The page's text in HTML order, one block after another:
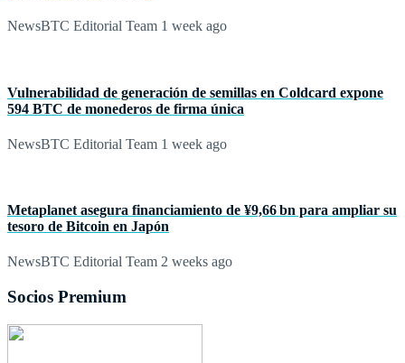
NewsBTC Editorial Team 1 week ago
Vulnerabilidad de generación de semillas en Coldcard expone
594 BTC de monederos de firma única
NewsBTC Editorial Team 1 week ago
Metaplanet asegura financiamiento de ¥9,66 bn para ampliar su
tesoro de Bitcoin en Japón
NewsBTC Editorial Team 2 weeks ago
Socios Premium